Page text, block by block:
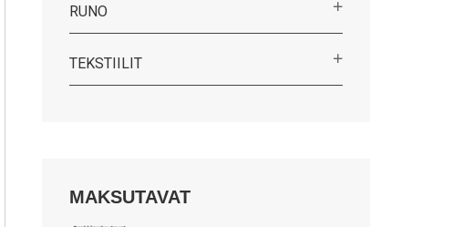
RUNO
TEKSTIILIT
MAKSUTAVAT